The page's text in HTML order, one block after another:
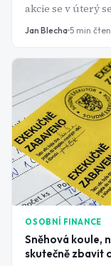
akcie se v úterý
na technologie
Jan Blecha 5 min
OSOBNÍ FINANCE
Sněhová koule,
skutečně zbavit